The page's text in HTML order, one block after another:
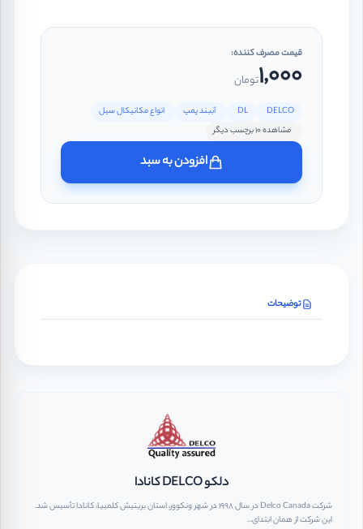
قیمت مصرف کننده:
1,000تومان
DELCO
DL آببند پمپ
انواع مکانیکال سیل
مشاهده 10 برچسب دیگر
افزودن به سبد
توضیحات
دلکو DELCO کانادا
شرکت Delco Canada در سال ۱۹۹۸ در شهر ونکوور، استان بریتیش کلمبیا، کانادا تأسیس شد.
این شرکت از همان ابتدای...